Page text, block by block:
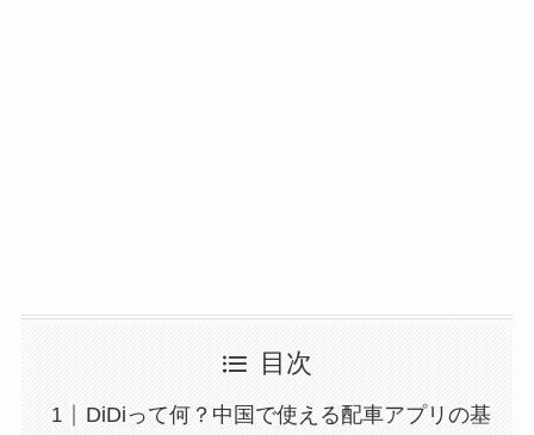
目次
DiDiって何？中国で使える配車アプリの基